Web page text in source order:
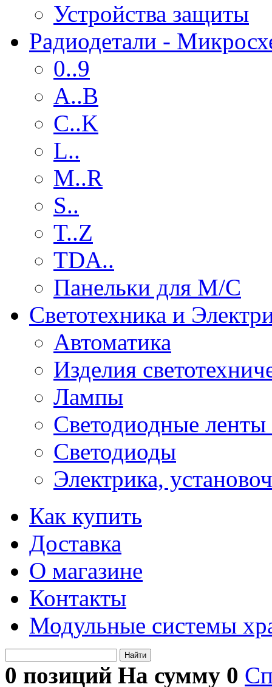
Устройства защиты
Радиодетали -
0..9
A..B
C..K
L..
M..R
S..
T..Z
TDA..
Панельки для М/С
Светотехника и
Автоматика
Изделия
Лампы
Светодиодные
Светодиоды
Электрика,
Как купить
Доставка
О магазине
Контакты
Модульные системы
Найти
0 позиций На сумму 0